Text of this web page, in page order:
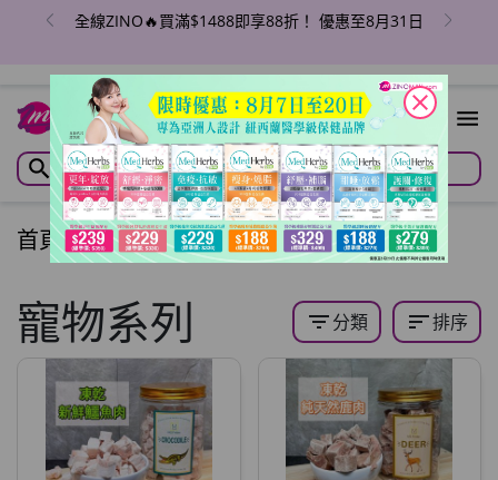
全線ZINO🔥買滿$1488即享88折！ 優惠至8月31日
首頁/寵物系列
寵物系列 filter_list分類 sort排序
close